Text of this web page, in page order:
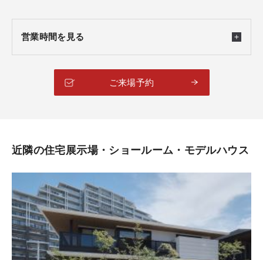
営業時間を見る
ご来場予約
近隣の住宅展示場・ショールーム・モデルハウス